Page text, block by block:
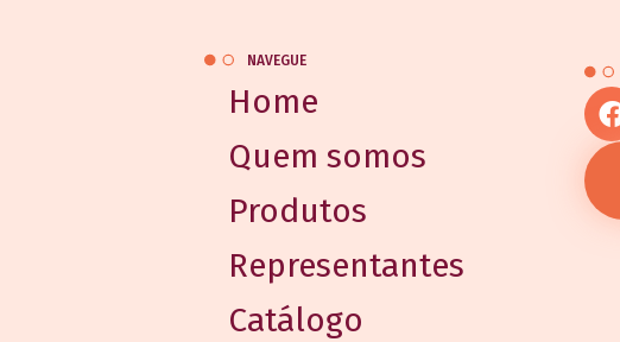
NAVEGUE
Home
Quem somos
Produtos
Representantes
Catálogo